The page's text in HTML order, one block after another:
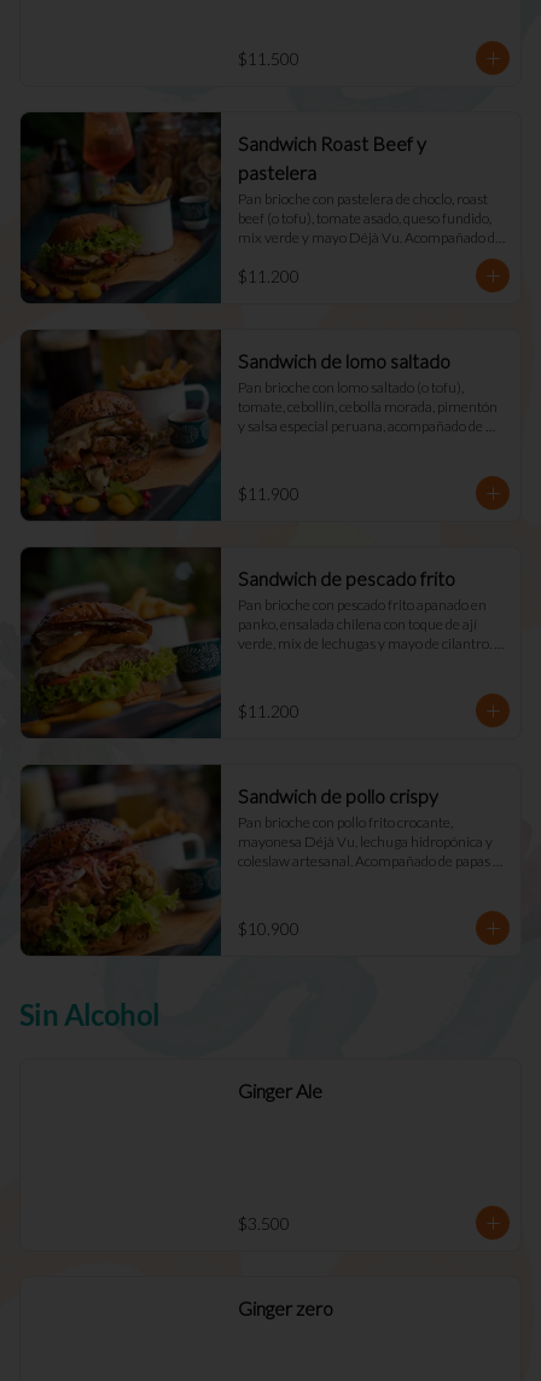
$11.500
Sandwich Roast Beef y
pastelera
Pan brioche con pastelera de choclo, roast
beef (o tofu), tomate asado, queso fundido,
mix verde y mayo Déjà Vu. Acompañado de
$11.200
Sandwich de lomo saltado
Pan brioche con lomo saltado (o tofu),
tomate, cebollín, cebolla morada, pimentón
y salsa especial peruana, acompañado de
salsa.
$11.900
Sandwich de pescado frito
Pan brioche con pescado frito apanado en
panko, ensalada chilena con toque de ají
verde, mix de lechugas y mayo de cilantro.
$11.200
Sandwich de pollo crispy
Pan brioche con pollo frito crocante,
mayonesa Déjà Vu, lechuga hidropónica y
coleslaw artesanal. Acompañado de papas
$10.900
Sin Alcohol
Ginger Ale
$3.500
Ginger zero